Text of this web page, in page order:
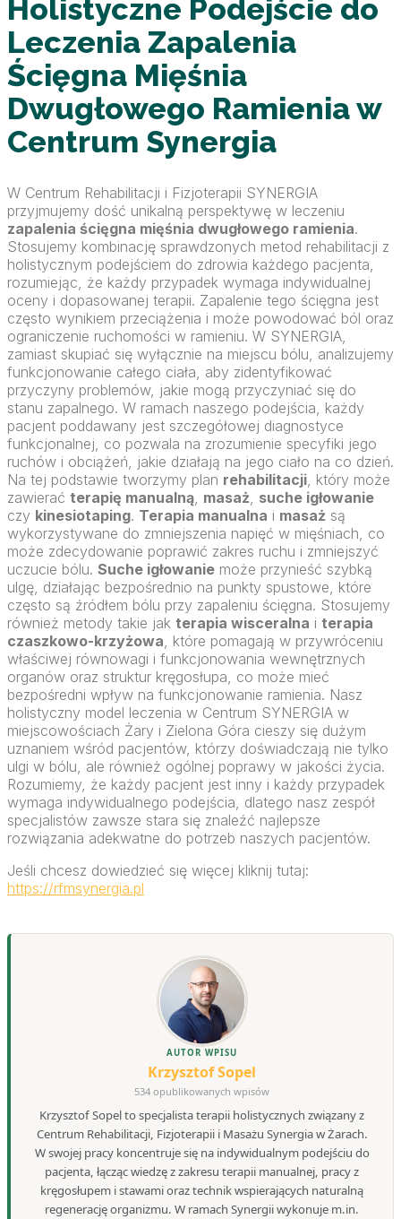
Holistyczne Podejście do
Leczenia Zapalenia
Ścięgna Mięśnia
Dwugłowego Ramienia w
Centrum Synergia
W Centrum Rehabilitacji i Fizjoterapii SYNERGIA
przyjmujemy dość unikalną perspektywę w leczeniu
zapalenia ścięgna mięśnia dwugłowego ramienia.
Stosujemy kombinację sprawdzonych metod rehabilitacji z
holistycznym podejściem do zdrowia każdego pacjenta,
rozumiejąc, że każdy przypadek wymaga indywidualnej
oceny i dopasowanej terapii. Zapalenie tego ścięgna jest
często wynikiem przeciążenia i może powodować ból oraz
ograniczenie ruchomości w ramieniu. W SYNERGIA,
zamiast skupiać się wyłącznie na miejscu bólu, analizujemy
funkcjonowanie całego ciała, aby zidentyfikować
przyczyny problemów, jakie mogą przyczyniać się do
stanu zapalnego. W ramach naszego podejścia, każdy
pacjent poddawany jest szczegółowej diagnostyce
funkcjonalnej, co pozwala na zrozumienie specyfiki jego
ruchów i obciążeń, jakie działają na jego ciało na co dzień.
Na tej podstawie tworzymy plan rehabilitacji, który może
zawierać terapię manualną, masaż, suche igłowanie
czy kinesiotaping. Terapia manualna i masaż są
wykorzystywane do zmniejszenia napięć w mięśniach, co
może zdecydowanie poprawić zakres ruchu i zmniejszyć
uczucie bólu. Suche igłowanie może przynieść szybką
ulgę, działając bezpośrednio na punkty spustowe, które
często są źródłem bólu przy zapaleniu ścięgna. Stosujemy
również metody takie jak terapia wisceralna i terapia
czaszkowo-krzyżowa, które pomagają w przywróceniu
właściwej równowagi i funkcjonowania wewnętrznych
organów oraz struktur kręgosłupa, co może mieć
bezpośredni wpływ na funkcjonowanie ramienia. Nasz
holistyczny model leczenia w Centrum SYNERGIA w
miejscowościach Żary i Zielona Góra cieszy się dużym
uznaniem wśród pacjentów, którzy doświadczają nie tylko
ulgi w bólu, ale również ogólnej poprawy w jakości życia.
Rozumiemy, że każdy pacjent jest inny i każdy przypadek
wymaga indywidualnego podejścia, dlatego nasz zespół
specjalistów zawsze stara się znaleźć najlepsze
rozwiązania adekwatne do potrzeb naszych pacjentów.
Jeśli chcesz dowiedzieć się więcej kliknij tutaj:
https://rfmsynergia.pl
AUTOR WPISU
Krzysztof Sopel
534 opublikowanych wpisów
Krzysztof Sopel to specjalista terapii holistycznych związany z
Centrum Rehabilitacji, Fizjoterapii i Masażu Synergia w Żarach.
W swojej pracy koncentruje się na indywidualnym podejściu do
pacjenta, łącząc wiedzę z zakresu terapii manualnej, pracy z
kręgosłupem i stawami oraz technik wspierających naturalną
regenerację organizmu. W ramach Synergii wykonuje m.in.